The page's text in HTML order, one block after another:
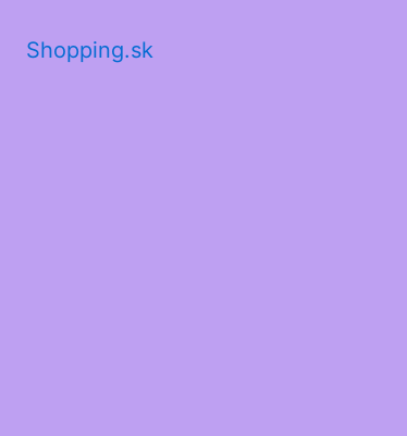
Shopping.sk